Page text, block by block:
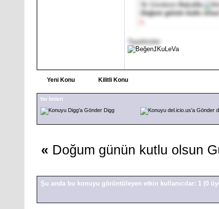
İlk GönderenKuLeVa
Doğum günün kutlu
Teşekkürler
1KuLeVa
Yeni Konu Kilitli Konu
Yer İmleri
Digg
« Doğum günün kutlu olsun
Şu anda bu konuyu görüntüleyen etkin kullanıcılar: 1 (0